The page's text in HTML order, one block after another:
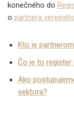
konečného do
o partnera
Kto je
Čo je to
Ako
sektora?